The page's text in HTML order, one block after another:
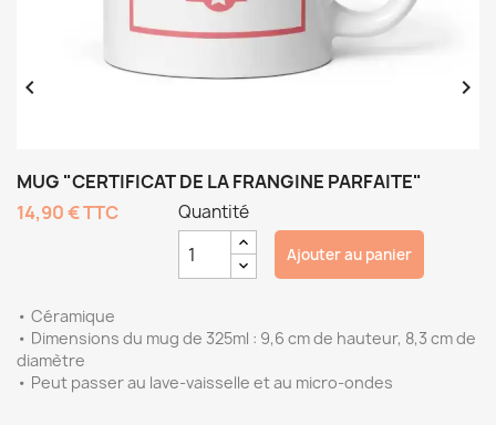
 
MUG "CERTIFICAT DE LA FRANGINE PARFAITE"
14,90 €TTC
• Céramique
• Dimensions du mug de 325ml : 9,6 cm de hauteur, 8,3 cm de
diamètre
• Peut passer au lave-vaisselle et au micro-ondes
Quantité
Ajouter au panier